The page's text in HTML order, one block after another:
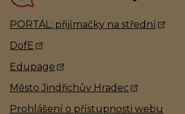
PORTÁL: přijímačky na střední
DofE
Edupage
Město Jindřichův Hradec
Prohlášení o přístupnosti webu